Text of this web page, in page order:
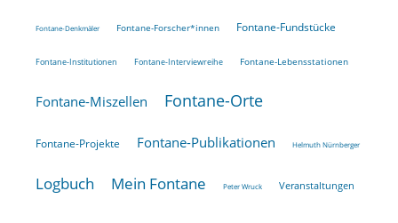
Fontane-Denkmäler Fontane-Forscher*innen Fontane-Fundstücke
Fontane-Institutionen Fontane-Interviewreihe Fontane-Lebensstationen
Fontane-Miszellen Fontane-Orte
Fontane-Projekte Fontane-Publikationen Helmuth Nürnberger
Logbuch Mein Fontane Peter Wruck Veranstaltungen